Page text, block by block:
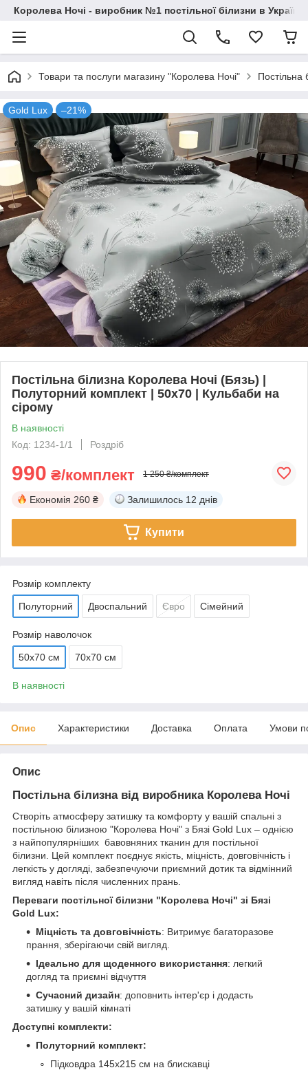
Королева Ночі - виробник №1 постільної білизни в Україні
Товари та послуги магазину "Королева Ночі" Постільна
Gold Lux –21%
Постільна білизна Королева Ночі (Бязь) |
Полуторний комплект | 50х70 | Кульбаби на
сірому
В наявності
Код: 1234-1/1
Роздріб
990 ₴/комплект 1 250 ₴/комплект
Економія 260 ₴ Залишилось 12 днів
Купити
Розмір комплекту
Полуторний Двоспальний Євро Сімейний
Розмір наволочок
50х70 см 70х70 см
В наявності
Опис Характеристики Доставка Оплата Умови
Опис
Постільна білизна від виробника Королева Ночі
Створіть атмосферу затишку та комфорту у вашій спальні з
постільною білизною "Королева Ночі" з Бязі Gold Lux – однією
з найпопулярніших бавовняних тканин для постільної
білизни. Цей комплект поєднує якість, міцність, довговічність і
легкість у догляді, забезпечуючи приємний дотик та відмінний
вигляд навіть після численних прань.
Переваги постільної білизни "Королева Ночі" зі Бязі
Gold Lux:
Міцність та довговічність: Витримує багаторазове
прання, зберігаючи свій вигляд.
Ідеально для щоденного використання: легкий
догляд та приємні відчуття
Сучасний дизайн: доповнить інтер'єр і додасть
затишку у вашій кімнаті
Доступні комплекти:
Полуторний комплект:
Підковдра 145х215 см на блискавці